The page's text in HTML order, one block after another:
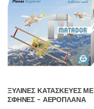
ΞΥΛΙΝΕΣ ΚΑΤΑΣΚΕΥΕΣ ΜΕ
ΣΦΗΝΕΣ – ΑΕΡΟΠΛΑΝΑ